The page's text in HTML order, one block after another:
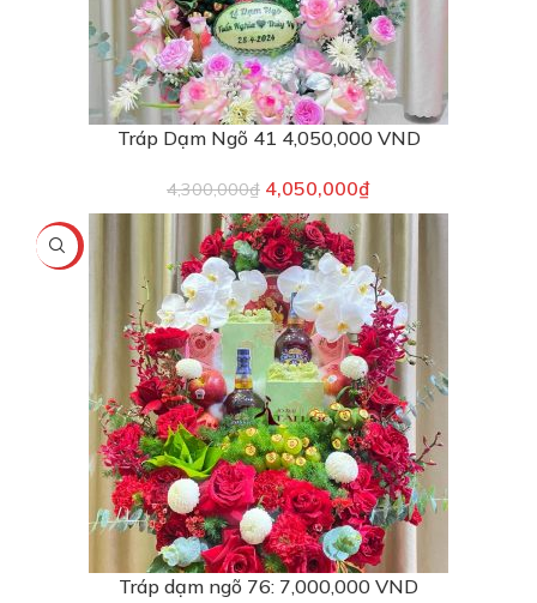
Tráp Dạm Ngõ 41 4,050,000 VND
4,300,000₫ 4,050,000₫
-3%
Tráp dạm ngõ 76: 7,000,000 VND